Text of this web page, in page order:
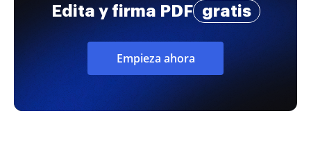
Edita y firma PDF gratis
Empieza ahora